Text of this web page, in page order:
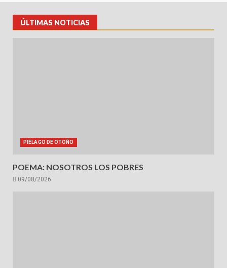
ÚLTIMAS NOTICIAS
PIÉLAGO DE OTOÑO
POEMA: NOSOTROS LOS POBRES
09/08/2026